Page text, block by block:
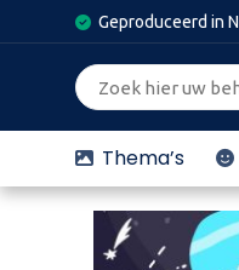
to
Geproduceerd in
Zoeken
naar:
Thema’s